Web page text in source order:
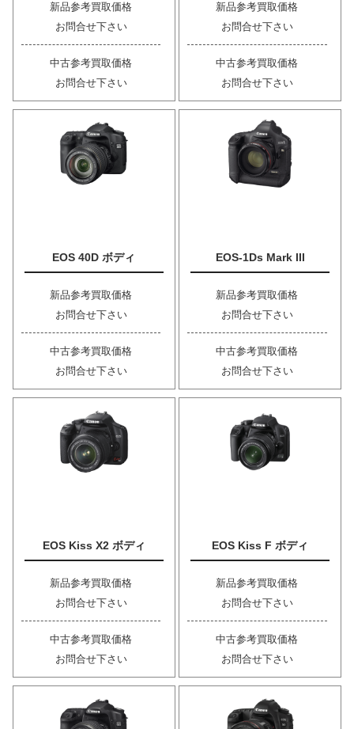
新品参考買取価格
お問合せ下さい
中古参考買取価格
お問合せ下さい
新品参考買取価格
お問合せ下さい
中古参考買取価格
お問合せ下さい
EOS 40D ボディ
新品参考買取価格
お問合せ下さい
中古参考買取価格
お問合せ下さい
EOS-1Ds Mark III
新品参考買取価格
お問合せ下さい
中古参考買取価格
お問合せ下さい
EOS Kiss X2 ボディ
新品参考買取価格
お問合せ下さい
中古参考買取価格
お問合せ下さい
EOS Kiss F ボディ
新品参考買取価格
お問合せ下さい
中古参考買取価格
お問合せ下さい